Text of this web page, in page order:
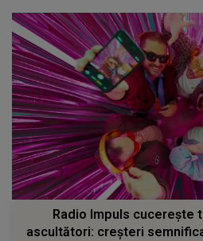
Radio Impuls cucerește
ascultători: creșteri